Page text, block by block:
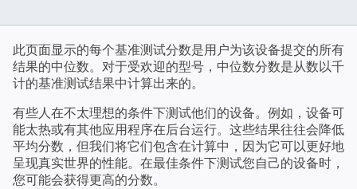
此页面显示的每个基准测试分数是用户为该设备提交的所有
结果的中位数。对于受欢迎的型号，中位数分数是从数以千
计的基准测试结果中计算出来的。
有些人在不太理想的条件下测试他们的设备。例如，设备可
能太热或有其他应用程序在后台运行。这些结果往往会降低
平均分数，但我们将它们包含在计算中，因为它可以更好地
呈现真实世界的性能。在最佳条件下测试您自己的设备时，
您可能会获得更高的分数。